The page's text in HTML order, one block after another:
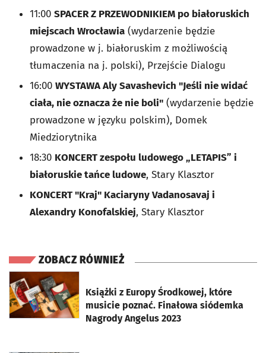
11:00 SPACER Z PRZEWODNIKIEM po białoruskich
miejscach Wrocławia (wydarzenie będzie
prowadzone w j. białoruskim z możliwością
tłumaczenia na j. polski), Przejście Dialogu
16:00 WYSTAWA Aly Savashevich "Jeśli nie widać
ciała, nie oznacza że nie boli" (wydarzenie będzie
prowadzone w języku polskim), Domek
Miedziorytnika
18:30 KONCERT zespołu ludowego „LETAPIS” i
białoruskie tańce ludowe, Stary Klasztor
KONCERT "Kraj" Kaciaryny Vadanosavaj i
Alexandry Konofalskiej, Stary Klasztor
ZOBACZ RÓWNIEŻ
Książki z Europy Środkowej, które
musicie poznać. Finałowa siódemka
Nagrody Angelus 2023
otworzy się w nowej karcie